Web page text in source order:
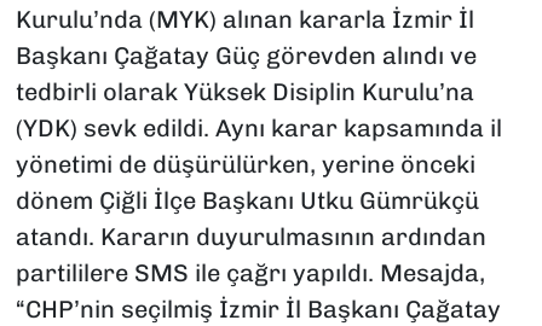
Kurulu’nda (MYK) alınan kararla İzmir İl
Başkanı Çağatay Güç görevden alındı ve
tedbirli olarak Yüksek Disiplin Kurulu’na
(YDK) sevk edildi. Aynı karar kapsamında il
yönetimi de düşürülürken, yerine önceki
dönem Çiğli İlçe Başkanı Utku Gümrükçü
atandı. Kararın duyurulmasının ardından
partililere SMS ile çağrı yapıldı. Mesajda,
“CHP’nin seçilmiş İzmir İl Başkanı Çağatay